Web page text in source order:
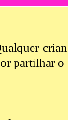
partilhar o